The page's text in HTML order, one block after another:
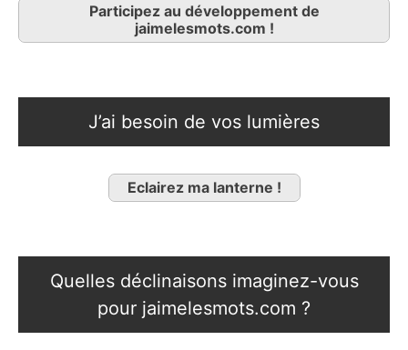
Participez au développement de
jaimelesmots.com !
J’ai besoin de vos lumières
Eclairez ma lanterne !
Quelles déclinaisons imaginez-vous
pour jaimelesmots.com ?